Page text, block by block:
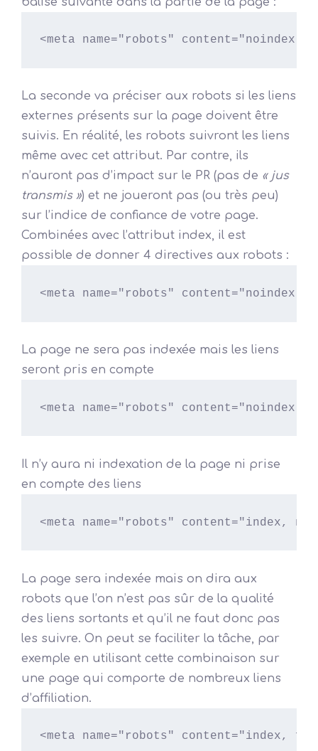
<meta name="robots" content="noindex">
La seconde va préciser aux robots si les liens
externes présents sur la page doivent être
suivis. En réalité, les robots suivront les liens
même avec cet attribut. Par contre, ils
n’auront pas d’impact sur le PR (pas de « jus
transmis ») et ne joueront pas (ou très peu)
sur l’indice de confiance de votre page.
Combinées avec l’attribut index, il est
possible de donner 4 directives aux robots :
<meta name="robots" content="noindex,
La page ne sera pas indexée mais les liens
seront pris en compte
<meta name="robots" content="noindex,
Il n’y aura ni indexation de la page ni prise
en compte des liens
<meta name="robots" content="index,
La page sera indexée mais on dira aux
robots que l’on n’est pas sûr de la qualité
des liens sortants et qu’il ne faut donc pas
les suivre. On peut se faciliter la tâche, par
exemple en utilisant cette combinaison sur
une page qui comporte de nombreux liens
d’affiliation.
<meta name="robots" content="index,